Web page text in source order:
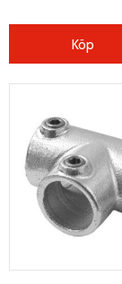
Köp